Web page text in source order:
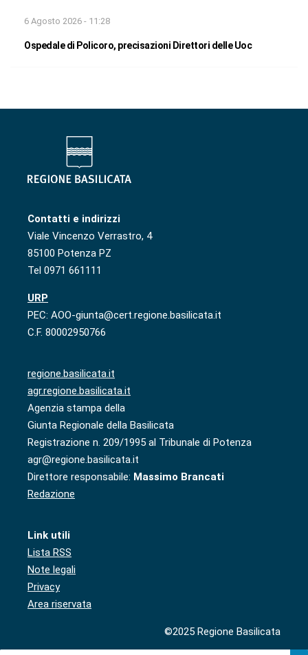
6 Agosto 2026 - 11:28
Ospedale di Policoro, precisazioni Direttori delle Uoc
Contatti e indirizzi
Viale Vincenzo Verrastro, 4
85100 Potenza PZ
Tel 0971 661111
URP
PEC: AOO-giunta@cert.regione.basilicata.it
C.F. 80002950766
regione.basilicata.it
agr.regione.basilicata.it
Agenzia stampa della
Giunta Regionale della Basilicata
Registrazione n. 209/1995 al Tribunale di Potenza
agr@regione.basilicata.it
Direttore responsabile: Massimo Brancati
Redazione
Link utili
Lista RSS
Note legali
Privacy
Area riservata
©2025 Regione Basilicata